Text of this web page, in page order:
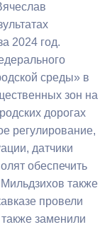
2024 год.
среды» в
зон на
дорогах
регулирование,
датчики
обеспечить
также
провели
заменили